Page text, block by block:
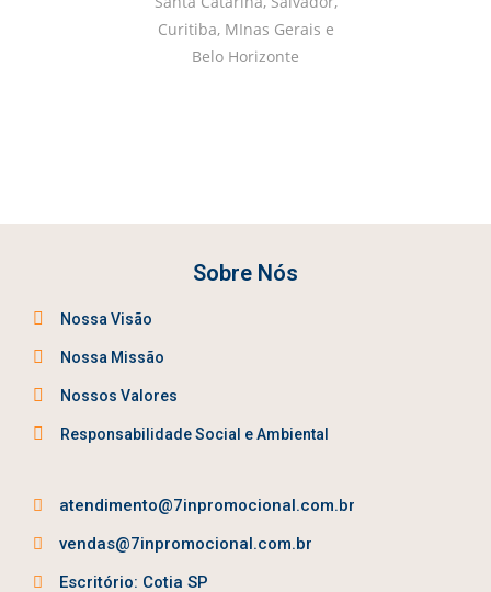
Sobre Nós
Nossa Visão
Nossa Missão
Nossos Valores
Responsabilidade Social e Ambiental
atendimento@7inpromocional.com.br
vendas@7inpromocional.com.br
Escritório: Cotia SP